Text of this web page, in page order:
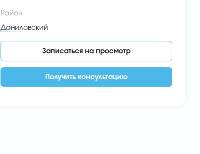
Район
Даниловский
Записаться на просмотр
Получить консультацию